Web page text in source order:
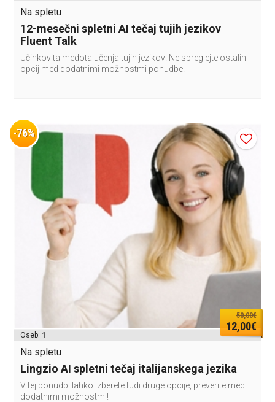
Na spletu
12-mesečni spletni AI tečaj tujih jezikov
Fluent Talk
Učinkovita medota učenja tujih jezikov! Ne spreglejte ostalih
opcij med dodatnimi možnostmi ponudbe!
-76%
50,00€
12,00€
Oseb: 1
Na spletu
Lingzio AI spletni tečaj italijanskega jezika
V tej ponudbi lahko izberete tudi druge opcije, preverite med
dodatnimi možnostmi!